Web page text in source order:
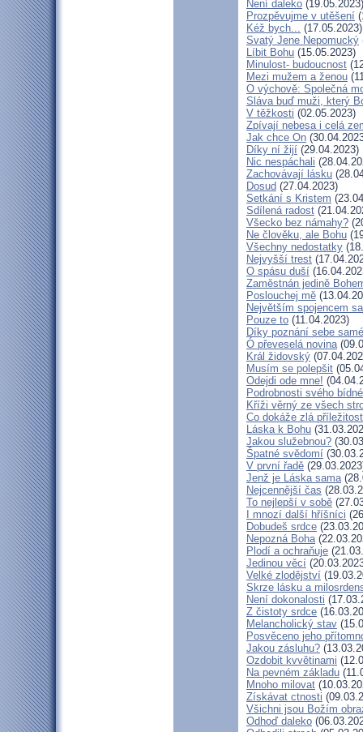
Není daleko (19.05.2023)
Prozpěvujme v utěšení
Kéž bych... (17.05.2023)
Svatý Jene Nepomucký
Líbit Bohu (15.05.2023)
Minulost- budoucnost
Mezi mužem a ženou
O výchově: Společná
Sláva buď muži, který
V těžkosti (02.05.2023)
Zpívají nebesa i celá
Jak chce On
Díky ní žijí (29.04.2023)
Nic nespáchali
Zachovávají lásku
Dosud (27.04.2023)
Setkání s Kristem
Sdílená radost
Všecko bez námahy?
Ne člověku, ale Bohu
Všechny nedostatky
Nejvyšší trest
O spásu duší
Zaměstnán jedině
Poslouchej mě
Největším spojencem
Pouze to (11.04.2023)
Díky poznání sebe
Ó převeselá novina
Král židovský
Musím se polepšit
Odejdi ode mne!
Podrobnosti svého
Kříži věrný ze všech
Co dokáže zlá příležitost
Láska k Bohu
Jakou služebnou?
Špatné svědomí
V první řadě
Jenž je Láska sama
Nejcennější čas
To nejlepší v sobě
I mnozí další hříšníci
Dobudeš srdce
Nepozná Boha
Plodí a ochraňuje
Jedinou věcí
Velké zlodějství
Skrze lásku a
Není dokonalosti
Z čistoty srdce
Melancholický stav
Posvěceno jeho
Jakou zásluhu?
Ozdobit kvvětinami
Na pevném základu
Mnoho milovat
Získávat ctnosti
Všichni jsou Božím
Odhoď daleko